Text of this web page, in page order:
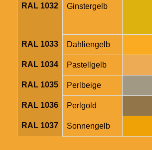
RAL 1032 Ginstergelb
RAL 1033 Dahliengelb
RAL 1034 Pastellgelb
RAL 1035 Perlbeige
RAL 1036 Perlgold
RAL 1037 Sonnengelb